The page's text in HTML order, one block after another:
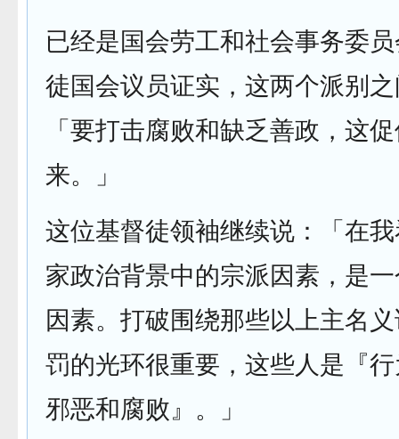
已经是国会劳工和社会事务委
徒国会议员证实，这两个派别
「要打击腐败和缺乏善政，这
来。」
这位基督徒领袖继续说：「在
家政治背景中的宗派因素，是
因素。打破围绕那些以上主名
罚的光环很重要，这些人是『
邪恶和腐败』。」